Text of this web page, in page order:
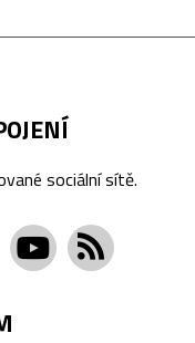
sociální sítě.